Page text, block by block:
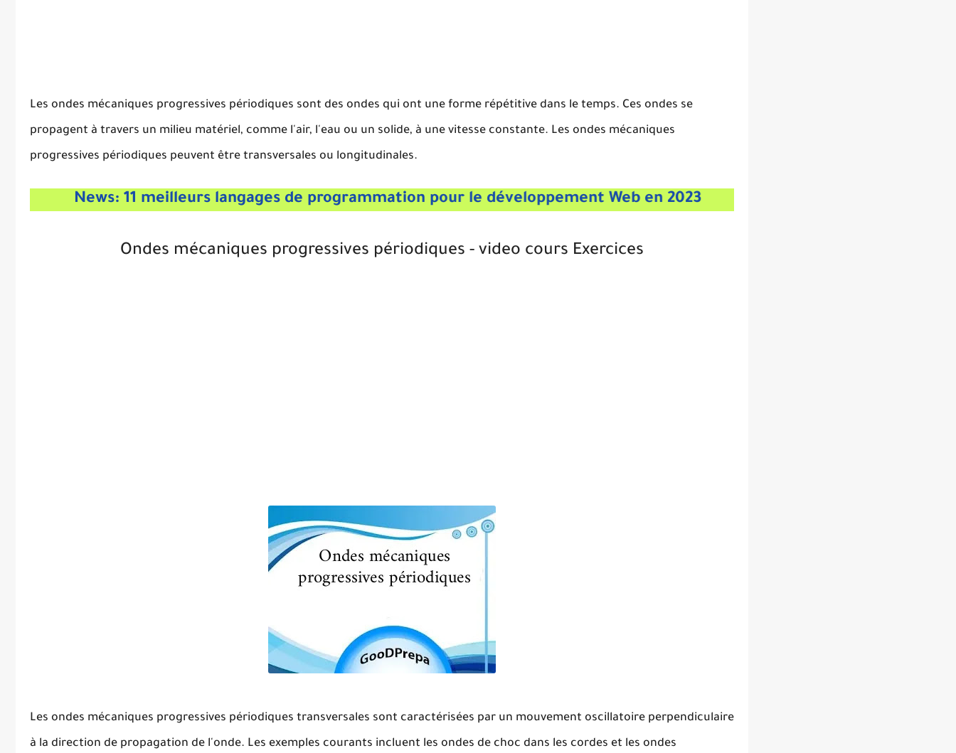
Les ondes mécaniques progressives périodiques sont des ondes qui ont une forme répétitive dans le temps. Ces ondes se
propagent à travers un milieu matériel, comme l'air, l'eau ou un solide, à une vitesse constante. Les ondes mécaniques
progressives périodiques peuvent être transversales ou longitudinales.
News: 11 meilleurs langages de programmation pour le développement Web en 2023
Ondes mécaniques progressives périodiques - video cours Exercices
Les ondes mécaniques progressives périodiques transversales sont caractérisées par un mouvement oscillatoire perpendiculaire
à la direction de propagation de l'onde. Les exemples courants incluent les ondes de choc dans les cordes et les ondes